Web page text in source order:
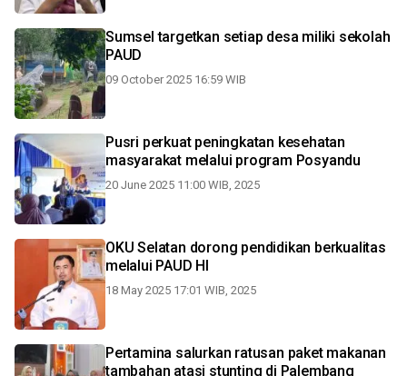
Sumsel targetkan setiap desa miliki sekolah
PAUD
09 October 2025 16:59 WIB
Pusri perkuat peningkatan kesehatan
masyarakat melalui program Posyandu
20 June 2025 11:00 WIB, 2025
OKU Selatan dorong pendidikan berkualitas
melalui PAUD HI
18 May 2025 17:01 WIB, 2025
Pertamina salurkan ratusan paket makanan
tambahan atasi stunting di Palembang